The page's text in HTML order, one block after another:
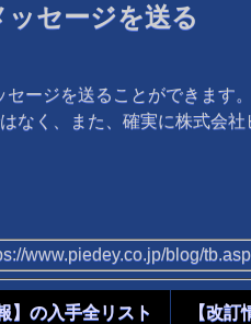
セージを送る
ージを送ることができます。
く、また、確実に株式会
www.piedey.co.jp/blog/
】の入手全リスト 【改